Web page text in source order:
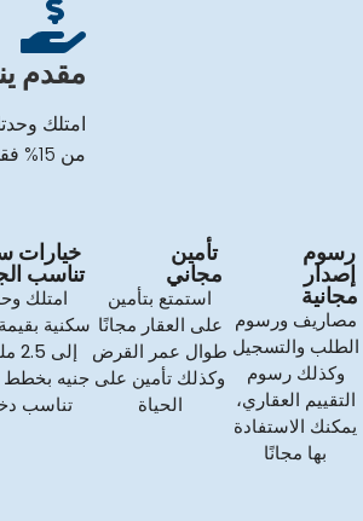
مقدم
امتلك
من 15% فقط من قيمة الوحدة
رسوم
إصدار
مجانية
مصاريف ورسوم
الطلب والتسجيل
وكذلك رسوم
التقييم العقاري،
يمكنك الاستفادة
بها مجانًا
تأمين
مجاني
استمتع بتأمين
على العقار مجانًا
طوال عمر القرض
وكذلك تأمين على
الحياة
خيارات
تناسب
امتلك
سكنية
جنيه بخطط
تناسب